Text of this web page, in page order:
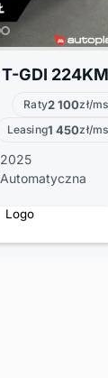
Raty2 100zł/
Leasing1 450zł/
2025
Automatyczna